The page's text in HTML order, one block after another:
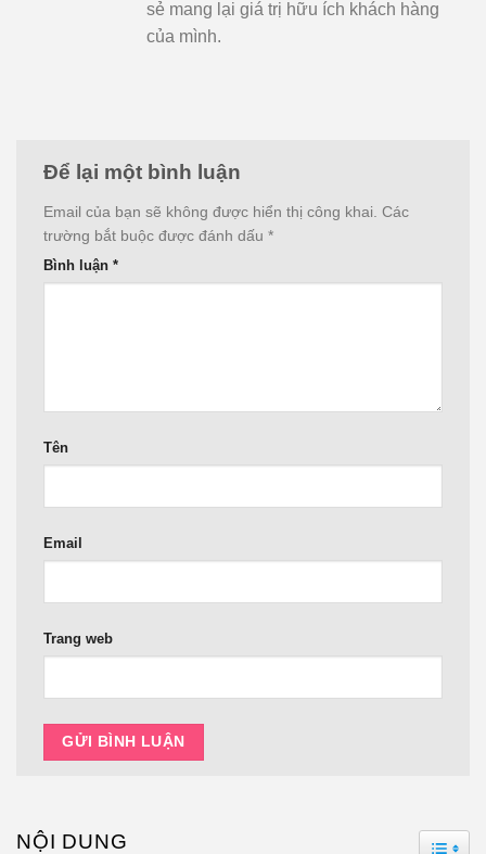
NỘI DUNG
sẻ mang lại giá trị hữu ích khách hàng
của mình.
Để lại một bình luận
Email của bạn sẽ không được hiển thị công khai. Các
trường bắt buộc được đánh dấu *
Bình luận *
Tên
Email
Trang web